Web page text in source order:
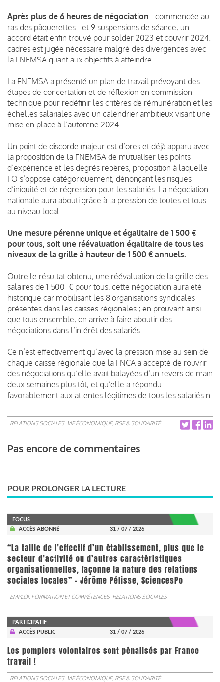
Après plus de 6 heures de négociation - commencée au
ras des pâquerettes - et 9 suspensions de séance, un
accord était enfin trouvé pour solder 2023 et couvrir 2024.
cadres est jugée nécessaire malgré des divergences avec
la FNEMSA quant aux objectifs à atteindre.
La FNEMSA a présenté un plan de travail prévoyant des
étapes de concertation et de réflexion en commission
technique pour redéfinir les critères de rémunération et les
échelles salariales avec un calendrier ambitieux visant une
mise en place à l’automne 2024.
Un point de discorde majeur est d’ores et déjà apparu avec
la proposition de la FNEMSA de mutualiser les points
d’expérience et les degrés repères, proposition à laquelle
FO s’oppose catégoriquement, dénonçant les risques
d’iniquité et de régression pour les salariés. La négociation
nationale aura abouti grâce à la pression de toutes et tous
au niveau local.
Une mesure pérenne unique et égalitaire de 1 500 €
pour tous, soit une réévaluation égalitaire de tous les
niveaux de la grille à hauteur de 1 500 € annuels.
Outre le résultat obtenu, une réévaluation de la grille des
salaires de 1 500 € pour tous, cette négociation aura été
historique car mobilisant les 8 organisations syndicales
présentes dans les caisses régionales ; en prouvant ainsi
que tous ensemble, on arrive à faire aboutir des
négociations dans l’intérêt des salariés.
Ce n’est effectivement qu’avec la pression mise au sein de
chaque caisse régionale que la FNCA a accepté de rouvrir
des négociations qu’elle avait balayées d’un revers de main
deux semaines plus tôt, et qu’elle a répondu
favorablement aux attentes légitimes de tous les salariés n.
RELATIONS SOCIALES VIE ÉCONOMIQUE, RSE & SOLIDARITÉ
Pas encore de commentaires
POUR PROLONGER LA LECTURE
FOCUS
ACCÈS ABONNÉ
31 / 07 / 2026
“La taille de l’effectif d’un établissement, plus que le
secteur d’activité ou d’autres caractéristiques
organisationnelles, façonne la nature des relations
sociales locales” - Jérôme Pélisse, SciencesPo
EMPLOI, FORMATION ET COMPÉTENCES RELATIONS SOCIALES
PARTICIPATIF
ACCÈS PUBLIC
31 / 07 / 2026
Les pompiers volontaires sont pénalisés par France
travail !
RELATIONS SOCIALES VIE ÉCONOMIQUE, RSE & SOLIDARITÉ